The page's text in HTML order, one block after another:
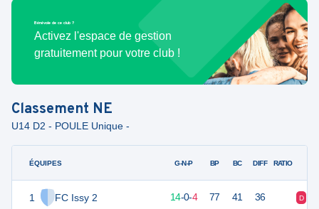
Bénévole de ce club ?
Activez l'espace de gestion
gratuitement pour votre club !
Classement NE
U14 D2 - POULE Unique -
ÉQUIPES
1 FC Issy 2
G-N-P BP BC DIFF RATIO
14-0-4 77 41 36 D